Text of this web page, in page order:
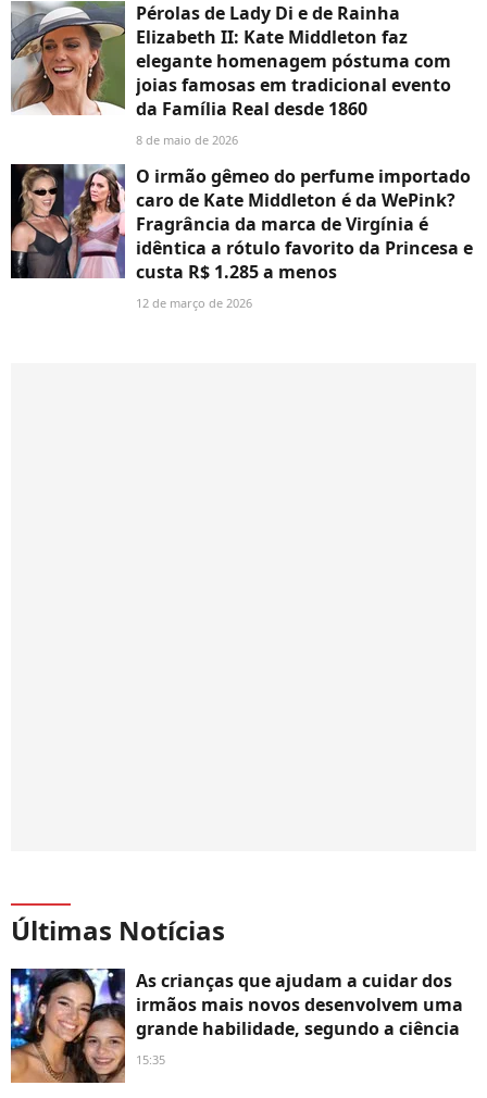
Pérolas de Lady Di e de Rainha
Elizabeth II: Kate Middleton faz
elegante homenagem póstuma com
joias famosas em tradicional evento
da Família Real desde 1860
8 de maio de 2026
O irmão gêmeo do perfume importado
caro de Kate Middleton é da WePink?
Fragrância da marca de Virgínia é
idêntica a rótulo favorito da Princesa e
custa R$ 1.285 a menos
12 de março de 2026
Últimas Notícias
As crianças que ajudam a cuidar dos
irmãos mais novos desenvolvem uma
grande habilidade, segundo a ciência
15:35